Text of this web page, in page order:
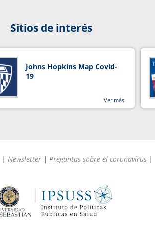
Sitios de interés
Johns Hopkins Map Covid-
19
Ver más
| Newsletter | Preguntas sobre el coronavirus |